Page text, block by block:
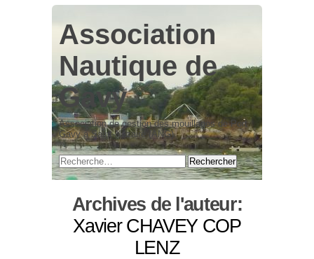
Association
Nautique de
Gavy
Association de gestion des mouillages de Port
Gavy à Saint-Nazaire (ANG)
Archives de l'auteur:
Xavier CHAVEY COP
LENZ